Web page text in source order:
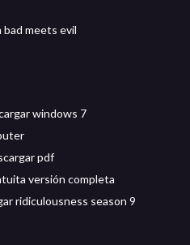
bad meets evil
windows 7
pdf
versión completa
ridiculousness season 9